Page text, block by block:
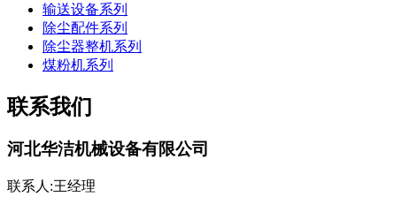
输送设备系列
除尘配件系列
除尘器整机系列
煤粉机系列
联系我们
河北华洁机械设备有限公司
联系人:王经理